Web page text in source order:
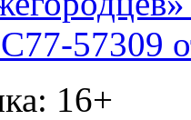
57309
16+